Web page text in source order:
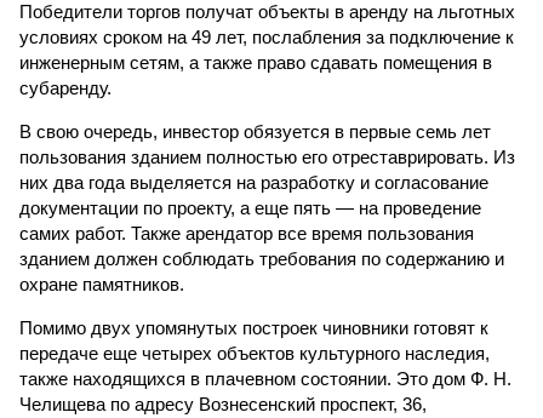
Победители торгов получат объекты в аренду на льготных
условиях сроком на 49 лет, послабления за подключение к
инженерным сетям, а также право сдавать помещения в
субаренду.
В свою очередь, инвестор обязуется в первые семь лет
пользования зданием полностью его отреставрировать. Из
них два года выделяется на разработку и согласование
документации по проекту, а еще пять — на проведение
самих работ. Также арендатор все время пользования
зданием должен соблюдать требования по содержанию и
охране памятников.
Помимо двух упомянутых построек чиновники готовят к
передаче еще четырех объектов культурного наследия,
также находящихся в плачевном состоянии. Это дом Ф. Н.
Челищева по адресу Вознесенский проспект, 36,